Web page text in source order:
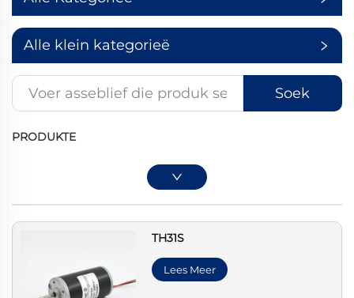
Alle klein kategorieë
Soek
PRODUKTE
TH31S
Lees Meer